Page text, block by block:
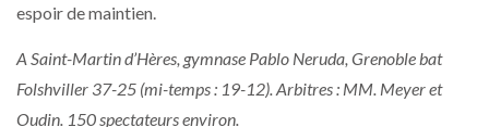
espoir de maintien.
A Saint-Martin d’Hères, gymnase Pablo Neruda, Grenoble bat
Folshviller 37-25 (mi-temps : 19-12). Arbitres : MM. Meyer et
Oudin. 150 spectateurs environ.